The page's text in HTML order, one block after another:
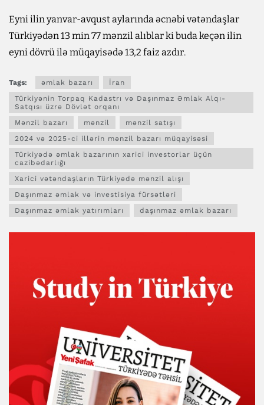
Eyni ilin yanvar-avqust aylarında əcnəbi vətəndaşlar
Türkiyədən 13 min 77 mənzil alıblar ki buda keçən ilin
eyni dövrü ilə müqayisədə 13,2 faiz azdır.
Tags: əmlak bazarı
İran
Türkiyənin Torpaq Kadastrı və Daşınmaz Əmlak Alqı-
Satqısı üzrə Dövlət orqanı
Mənzil bazarı
mənzil
mənzil satışı
2024 və 2025-ci illərin mənzil bazarı müqayisəsi
Türkiyədə əmlak bazarının xarici investorlar üçün
cazibədarlığı
Xarici vətəndaşların Türkiyədə mənzil alışı
Daşınmaz əmlak və investisiya fürsətləri
Daşınmaz əmlak yatırımları
daşınmaz əmlak bazarı